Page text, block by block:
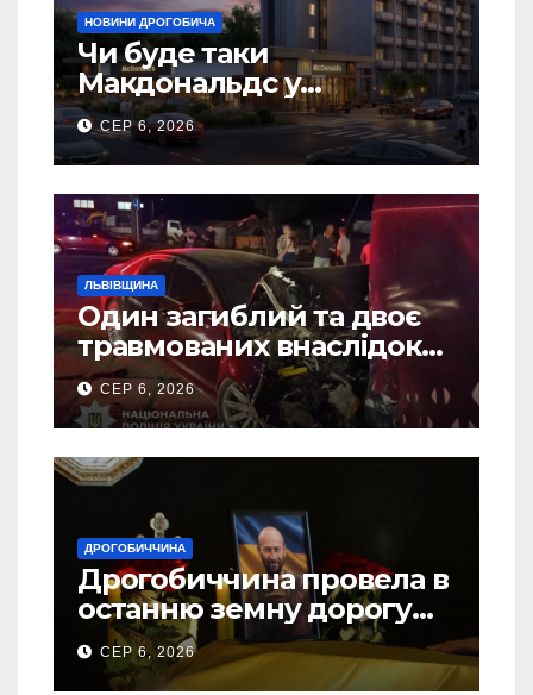
НОВИНИ ДРОГОБИЧА
Чи буде таки
Макдональдс у
Дрогобичі? (Фото)
СЕР 6, 2026
ЛЬВІВЩИНА
Один загиблий та двоє
травмованих внаслідок
ДТП на Самбірщині
СЕР 6, 2026
ДРОГОБИЧЧИНА
Дрогобиччина провела в
останню земну дорогу
свого Захисника – Олега
Торського
СЕР 6, 2026